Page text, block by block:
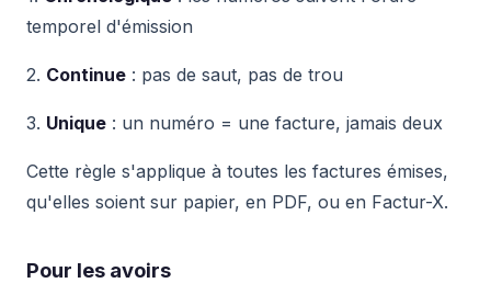
temporel d'émission
2. Continue : pas de saut, pas de trou
3. Unique : un numéro = une facture, jamais deux
Cette règle s'applique à toutes les factures émises,
qu'elles soient sur papier, en PDF, ou en Factur-X.
Pour les avoirs